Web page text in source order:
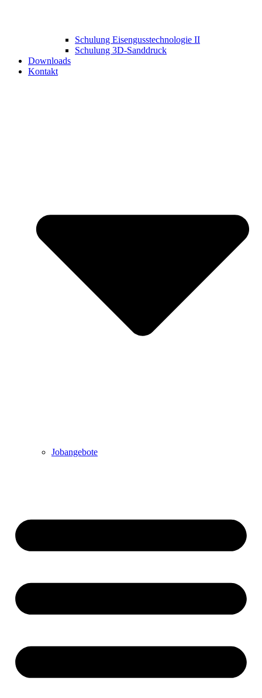
Schulung Eisengusstechnologie II
Schulung 3D‑Sanddruck
Downloads
Kontakt
Jobangebote